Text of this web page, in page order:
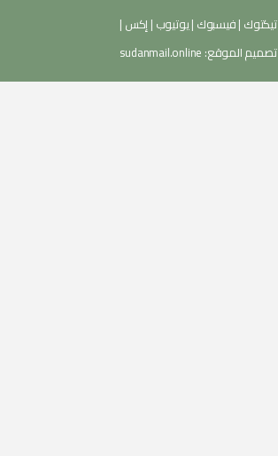
تيكتوك |فيسبوك |يوتيوب |إكس |
تصميم الموقع: sudanmail.online